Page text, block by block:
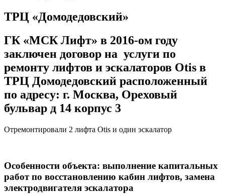
ТРЦ «Домодедовский»
ГК «МСК Лифт» в 2016-ом году
заключен договор на услуги по
ремонту лифтов и эскалаторов Otis в
ТРЦ Домодедовский расположенный
по адресу: г. Москва, Ореховый
бульвар д 14 корпус 3
Отремонтировали 2 лифта Otis и один эскалатор
Особенности объекта: выполнение капитальных
работ по восстановлению кабин лифтов, замена
электродвигателя эскалатора